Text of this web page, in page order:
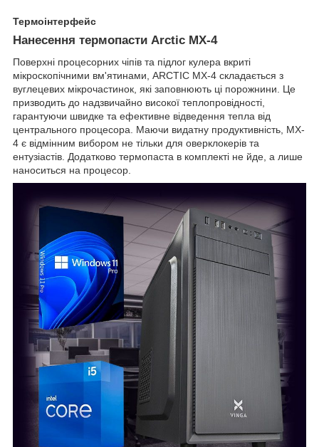
Термоінтерфейс
Нанесення термопасти Arctic MX-4
Поверхні процесорних чіпів та підлог кулера вкриті
мікроскопічними вм'ятинами, ARCTIC MX-4 складається з
вуглецевих мікрочастинок, які заповнюють ці порожнини. Це
призводить до надзвичайно високої теплопровідності,
гарантуючи швидке та ефективне відведення тепла від
центрального процесора. Маючи видатну продуктивність, MX-
4 є відмінним вибором не тільки для оверклокерів та
ентузіастів. Додатково термопаста в комплекті не йде, а лише
наноситься на процесор.